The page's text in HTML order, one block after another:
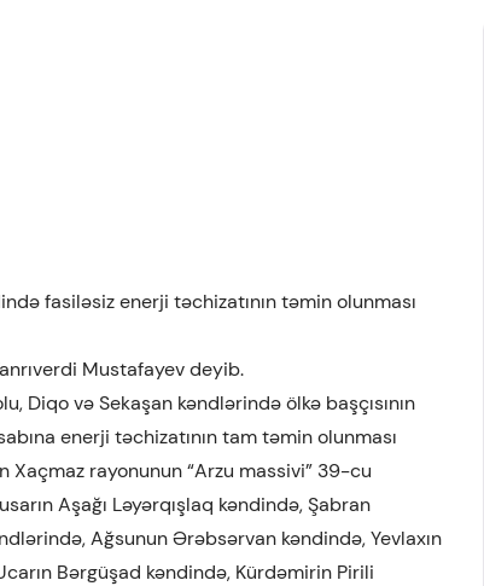
fasiləsiz enerji təchizatının təmin olunması
Mustafayev deyib.
Diqo və Sekaşan kəndlərində ölkə başçısının
enerji təchizatının tam təmin olunması
rayonunun “Arzu massivi” 39-cu
Aşağı Ləyərqışlaq kəndində, Şabran
Ağsunun Ərəbsərvan kəndində, Yevlaxın
Bərgüşad kəndində, Kürdəmirin Pirili